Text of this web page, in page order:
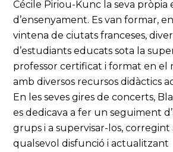
Cécile Piriou-Kunc la seva
d’ensenyament. Es van formar,
vintena de ciutats franceses,
d’estudiants educats sota la
professor certificat i format en el
amb diversos recursos didàctics
En les seves gires de concerts,
es dedicava a fer un seguiment
grups i a supervisar-los, corregint
qualsevol disfunció i actualitzant